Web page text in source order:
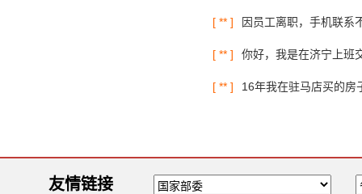
[ ** ] 因员工离职，手机联系
[ ** ] 你好，我是在济宁上班
[ ** ] 16年我在驻马店买的房
友情链接